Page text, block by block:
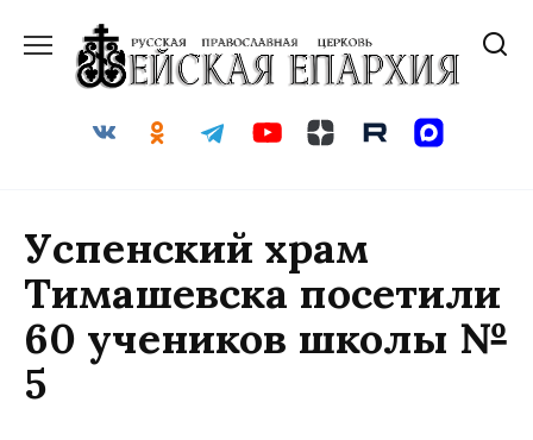
содержанию
Успенский храм
Тимашевска посетили
60 учеников школы №
5